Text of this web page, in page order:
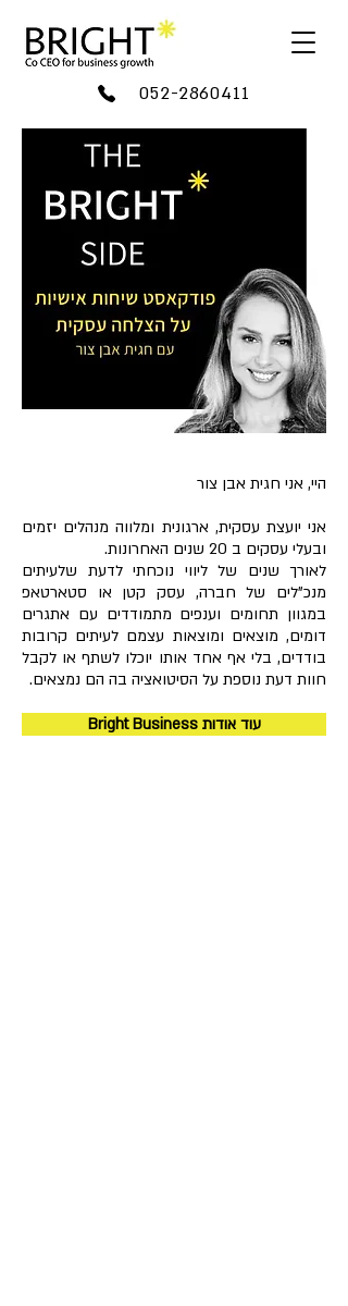
052-2860411
היי, אני חגית אבן צור
אני יועצת עסקית, ארגונית ומלווה מנהלים יזמים
ובעלי עסקים ב 20 שנים האחרונות.
לאורך שנים של ליווי נוכחתי לדעת שלעיתים
מנכ"לים של חברה, עסק קטן או סטארטאפ
במגוון תחומים וענפים מתמודדים עם אתגרים
דומים, מוצאים ומוצאות עצמם לעיתים קרובות
בודדים, בלי אף אחד אותו יוכלו לשתף או לקבל
חוות דעת נוספת על הסיטואציה בה הם נמצאים.
Bright Business עוד אודות